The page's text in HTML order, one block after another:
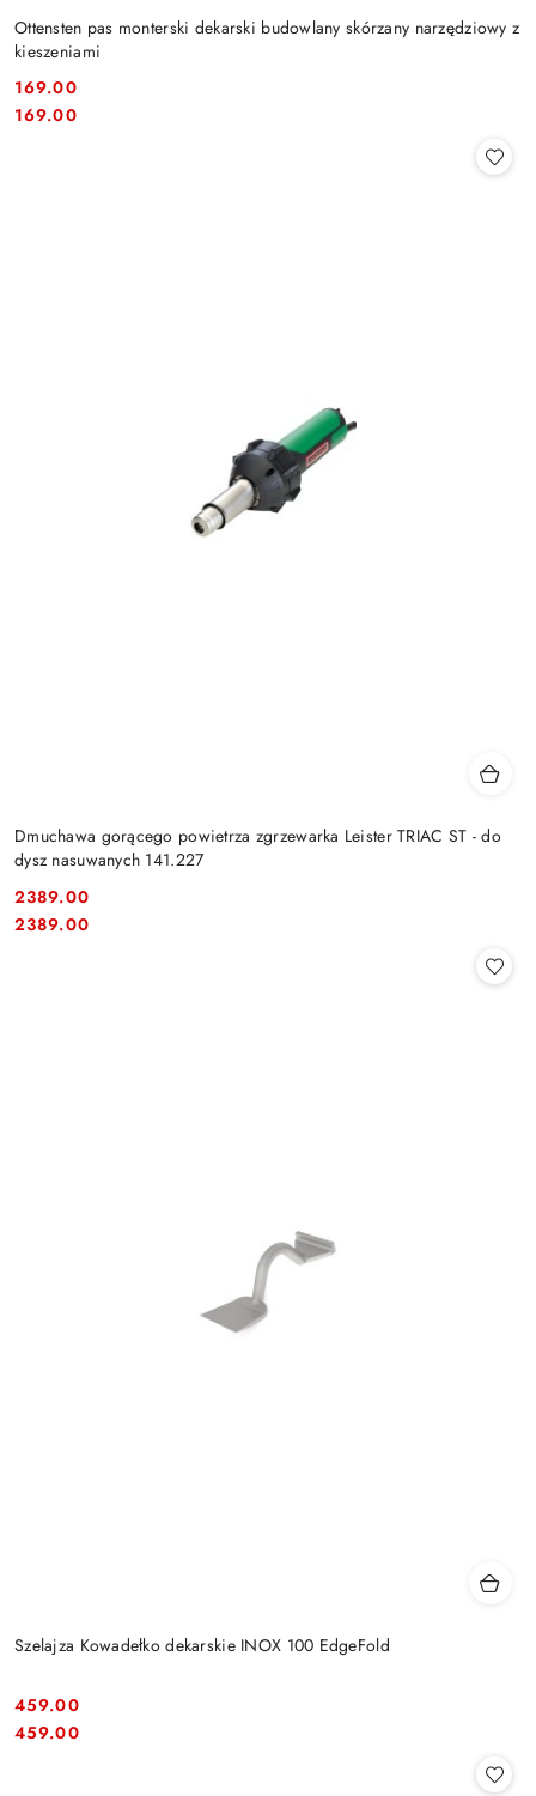
Ottensten pas monterski dekarski budowlany skórzany narzędziowy z
kieszeniami
Cena:
169.00
Cena:
169.00
Dmuchawa gorącego powietrza zgrzewarka Leister TRIAC ST - do
dysz nasuwanych 141.227
Cena:
2389.00
Cena:
2389.00
Szelajza Kowadełko dekarskie INOX 100 EdgeFold
Cena:
459.00
Cena:
459.00